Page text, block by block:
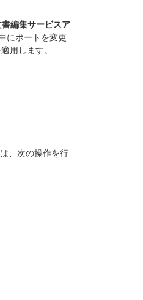
編集サービスア
にポートを変更
用します。
、次の操作を行